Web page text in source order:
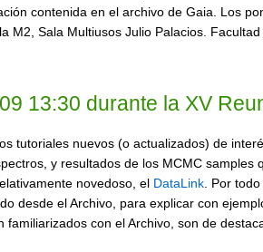
contenida en el archivo de Gaia. Los
M2, Sala Multiusos Julio Palacios.
13:30 durante la XV
tutoriales nuevos (o actualizados) de
y resultados de los MCMC
novedoso, el DataLink . Por
desde el Archivo, para explicar con
familiarizados con el Archivo, son de